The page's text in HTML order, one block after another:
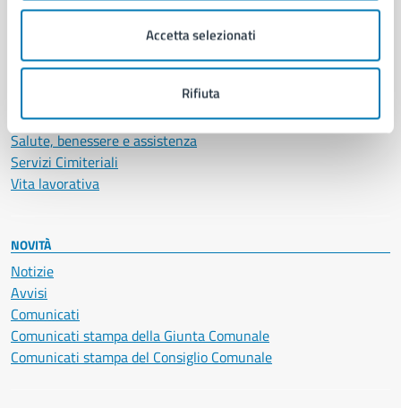
Accetta selezionati
Rifiuta
Autorizzazioni
Cultura e tempo libero
Documenti e certificati
Educazione e formazione
Giustizia e sicurezza pubblica
Imprese e commercio
Salute, benessere e assistenza
Servizi Cimiteriali
Vita lavorativa
NOVITÀ
Notizie
Avvisi
Comunicati
Comunicati stampa della Giunta Comunale
Comunicati stampa del Consiglio Comunale